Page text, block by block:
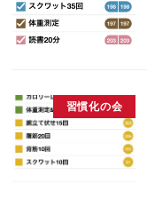
習慣化の会